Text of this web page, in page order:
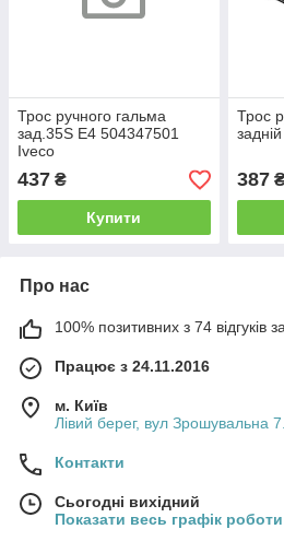
Трос ручного гальма
зад.35S Е4 504347501
Iveco
437 ₴
Купити
Трос
387
Про нас
100% позитивних з 74 відгуків
Працює з 24.11.2016
м. Київ
Лівий берег, вул Зрошувальна
Контакти
Сьогодні вихідний
Показати весь графік роботи